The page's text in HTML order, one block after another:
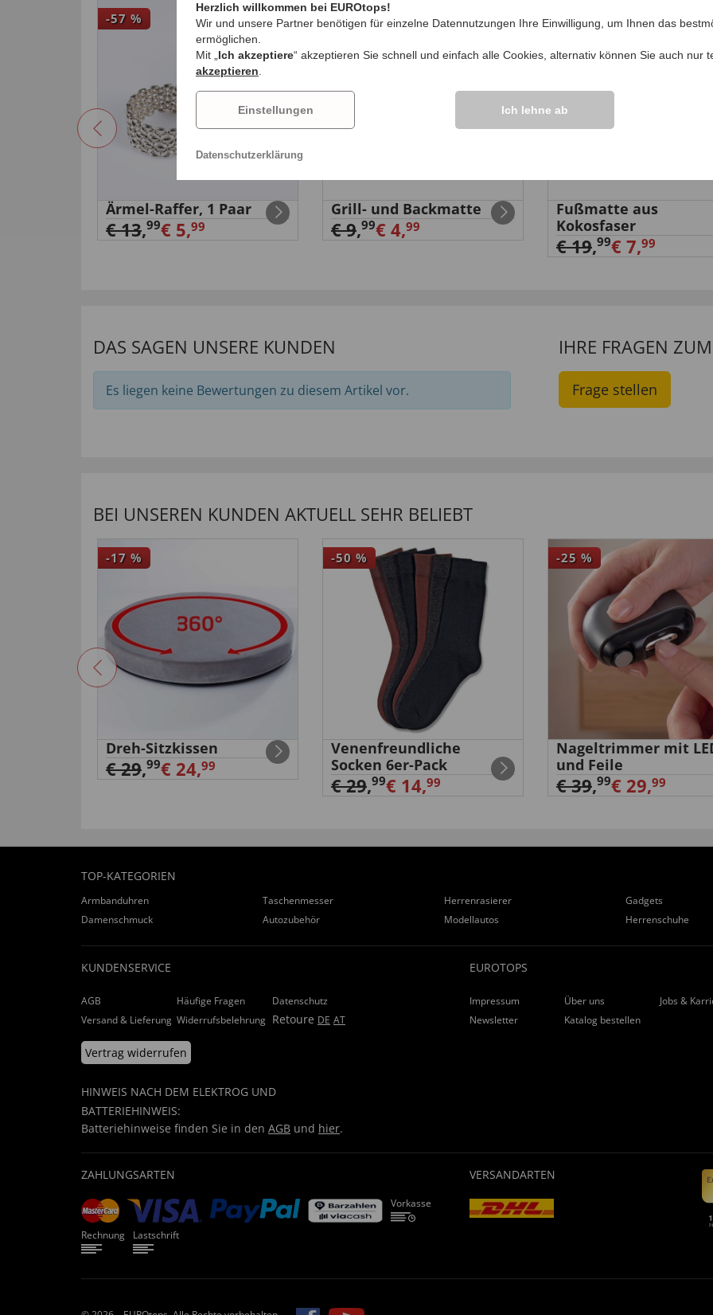
-57 %
Ärmel-Raffer, 1 Paar
€ 13,99€ 5,99
-50%
Grill- und Backmatte
€ 9,99€ 4,99
-60%
Fußmatte aus
Kokosfaser
€ 19,99€ 7,99
DAS SAGEN UNSERE KUNDEN
Es liegen keine Bewertungen zu diesem Artikel vor.
IHRE FRAGEN
Frage stellen
BEI UNSEREN KUNDEN AKTUELL SEHR BELIEBT
-17 %
Dreh-Sitzkissen
€ 29,99€ 24,99
-50 %
Venenfreundliche
Socken 6er-Pack
€ 29,99€ 14,99
-25 %
Nageltrimmer mit
und Feile
€ 39,99€ 29,99
TOP-KATEGORIEN
Armbanduhren Taschenmesser Herrenrasierer Gadgets
Damenschmuck
Autozubehör Modellautos Herrenschuhe
KUNDENSERVICE
AGB Häufige Fragen
Datenschutz
Versand & Lieferung Widerrufsbelehrung Retoure DE AT
Vertrag widerrufen
HINWEIS NACH DEM ELEKTROG UND
BATTERIEHINWEIS:
Batteriehinweise finden Sie in den AGB und hier.
EUROTOPS
Impressum Über uns
Jobs &
Newsletter
Katalog bestellen
ZAHLUNGSARTEN
Vorkasse
Rechnung Lastschrift
VERSANDARTEN
Herzlich willkommen bei EUROtops!
Wir und unsere Partner benötigen für einzelne Datennutzungen Ihre Einwilligung, um Ihnen das
ermöglichen.
Mit „ Ich akzeptiere“ akzeptieren Sie schnell und einfach alle Cookies, alternativ können Sie auch nur
akzeptieren
Einstellungen Ich lehne ab
Datenschutzerklärung